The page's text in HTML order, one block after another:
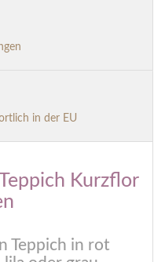
in der EU
Kurzflor
Teppich in rot